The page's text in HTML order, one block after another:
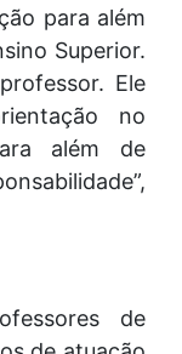
para além
Superior.
Ele
no
além de
de